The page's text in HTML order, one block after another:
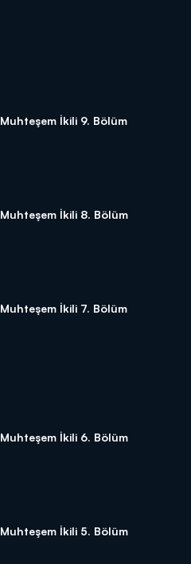
Muhteşem İkili 9. Bölüm
Muhteşem İkili 8. Bölüm
Muhteşem İkili 7. Bölüm
Muhteşem İkili 6. Bölüm
Muhteşem İkili 5. Bölüm